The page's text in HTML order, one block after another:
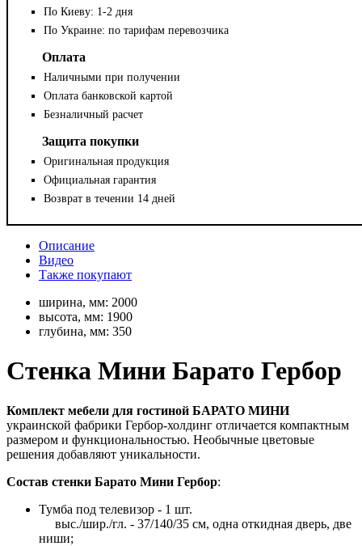
По Киеву: 1-2 дня
По Украине: по тарифам перевозчика
Оплата
Наличными при получении
Оплата банковской картой
Безналичный расчет
Защита покупки
Оригинальная продукция
Официальная гарантия
Возврат в течении 14 дней
Описание
Видео
Также покупают
ширина, мм: 2000
высота, мм: 1900
глубина, мм: 350
Стенка Мини Барато Гербор
Комплект мебели для гостиной БАРАТО МИНИ
украинской фабрики Гербор-холдинг отличается компактным
размером и функциональностью. Необычные цветовые
решения добавляют уникальности.
Состав стенки Барато Мини Гербор:
Тумба под телевизор - 1 шт.
выс./шир./гл. - 37/140/35 см, одна откидная дверь, две
ниши;